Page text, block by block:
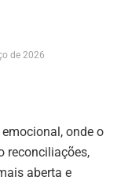
de 2026
onde o
reconciliações,
aberta e